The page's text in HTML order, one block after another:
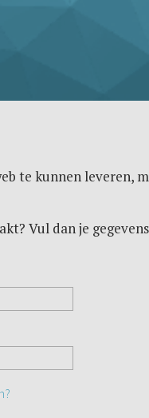
te kunnen leveren,
Vul dan je